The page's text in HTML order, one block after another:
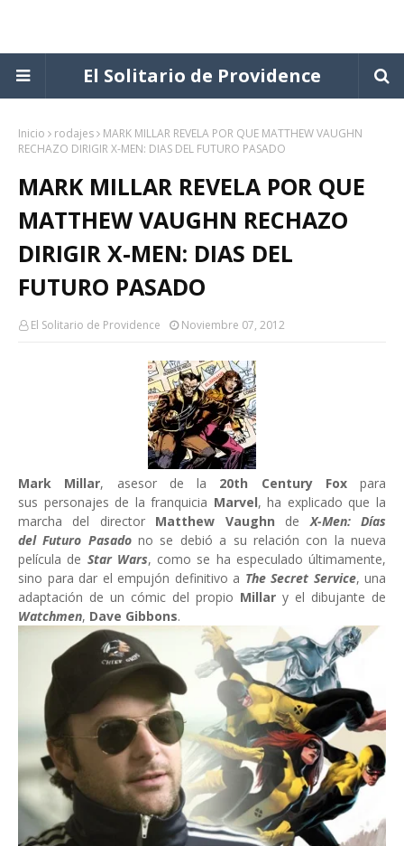
El Solitario de Providence
Inicio rodajes
MARK MILLAR REVELA POR QUE MATTHEW VAUGHN
RECHAZO DIRIGIR X-MEN: DIAS DEL FUTURO PASADO
MARK MILLAR REVELA POR QUE
MATTHEW VAUGHN RECHAZO
DIRIGIR X-MEN: DIAS DEL
FUTURO PASADO
El Solitario de Providence Noviembre 07, 2012
Mark Millar, asesor de la 20th Century Foxpara
sus personajes de la franquicia Marvel, ha explicado que la
marcha del director Matthew Vaughn deX-Men: Días
del Futuro Pasadono se debió a su relación con la nueva
película de Star Wars, como se ha especulado últimamente,
sino para dar el empujón definitivo a The Secret Service, una
adaptación de un cómic del propio Millar y el dibujante de
Watchmen, Dave Gibbons.